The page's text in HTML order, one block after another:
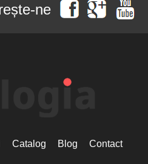
ne
Catalog Blog Contact